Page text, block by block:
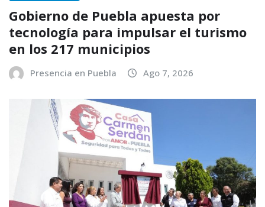
Gobierno de Puebla apuesta por
tecnología para impulsar el turismo
en los 217 municipios
Presencia en Puebla Ago 7, 2026